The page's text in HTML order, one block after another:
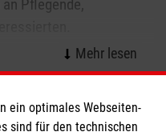
Pflegende,
den Pflegekassen
lediglich
ein optimales Webseiten-
sind für den technischen